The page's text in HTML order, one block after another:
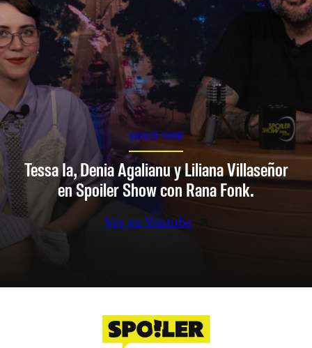
SPOILER SHOW
Tessa Ia, Denia Agalianu y Liliana Villaseñor
en Spoiler Show con Rana Fonk.
Ver en Youtube